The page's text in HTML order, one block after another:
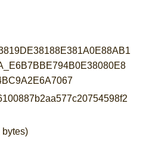
bytes)